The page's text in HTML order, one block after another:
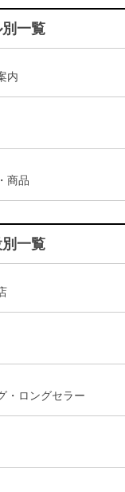
一覧
内
商品
一覧
・ロングセラー